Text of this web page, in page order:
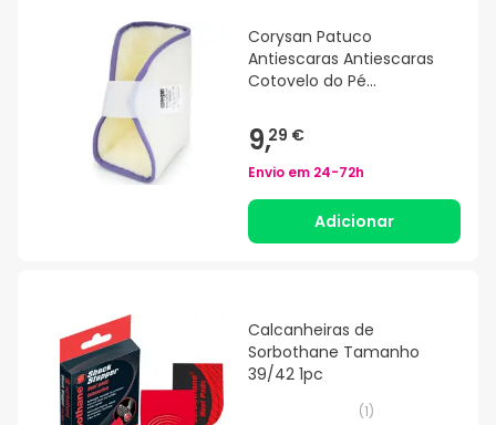
Corysan Patuco
Antiescaras Antiescaras
Cotovelo do Pé
9,29 €
Envio em 24-72h
Adicionar
Calcanheiras de
Sorbothane Tamanho
39/42 1pc
(1)